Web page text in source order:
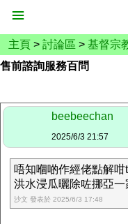
主頁 > 討論區 > 基督宗
售前諮詢服務百問
beebeechan
2025/6/3 21:57
唔知嗰啲作經佬點解
洪水浸瓜曬除咗挪亞一
沙文 發表於 2025/6/3 17:48